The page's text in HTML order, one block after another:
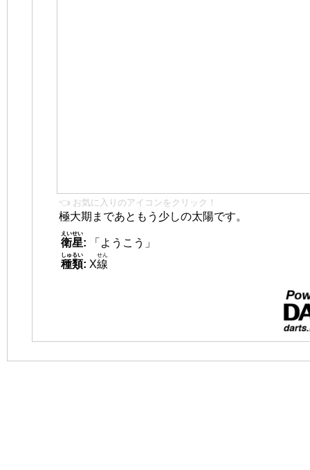
👈 お気に入りのアイコンをクリック！
極大期まであともう少しの太陽です。
衛星
えいせい
:
「ようこう」
種類
しゅるい
: X線
せん